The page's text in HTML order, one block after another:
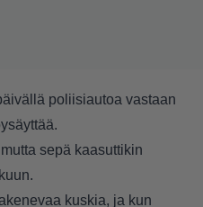
poliisiautoa vastaan
sepä kaasuttikin
kuskia, ja kun